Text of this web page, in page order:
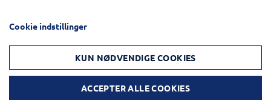
Tilmeld dig vores nyhedsmail
Du har mulighed for løbende at modtage
nyt fra VM Tarm a/s. Det eneste du skal
Cookie indstillinger
KUN NØDVENDIGE COOKIES
ACCEPTER ALLE COOKIES